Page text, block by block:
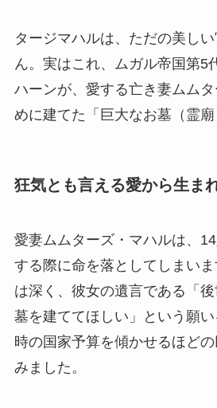
タージマハルは、ただの美し
ん。実はこれ、ムガル帝国第5
ハーンが、愛する亡き妻ムム
めに建てた「巨大なお墓（霊廟
狂気とも言える愛から生ま
愛妻ムムターズ・マハルは、
する際に命を落としてしまい
は深く、彼女の遺言である「
墓を建ててほしい」という願
時の国家予算を傾かせるほど
みました。